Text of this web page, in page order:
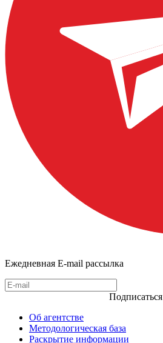
Ежедневная E-mail рассылка
Подписаться
Об агентстве
Методологическая база
Раскрытие информации